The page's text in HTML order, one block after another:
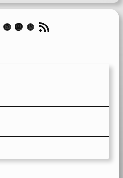
Instagram Mastodon Threads RSS-Feed